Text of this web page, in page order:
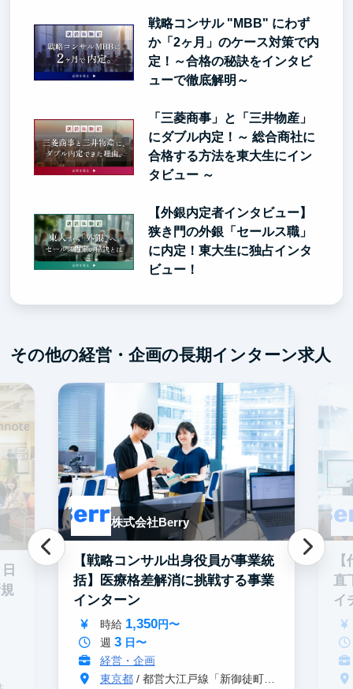
戦略コンサル "MBB" にわず
か「2ヶ月」のケース対策で内
定！～合格の秘訣をインタビ
ューで徹底解明～
「三菱商事」と「三井物産」
にダブル内定！～ 総合商社に
合格する方法を東大生にイン
タビュー ～
【外銀内定者インタビュー】
狭き門の外銀「セールス職」
に内定！東大生に独占インタ
ビュー！
その他の経営・企画の長期インターン求人
株式会社Berry
【戦略コンサル出身役員が事業統
括】医療格差解消に挑戦する事業
インターン
時給 1,350円〜
週 3日〜
経営・企画
東京都/ 都営大江戸線「新御徒町駅」 A4出口 徒歩3分
直
イ
ン